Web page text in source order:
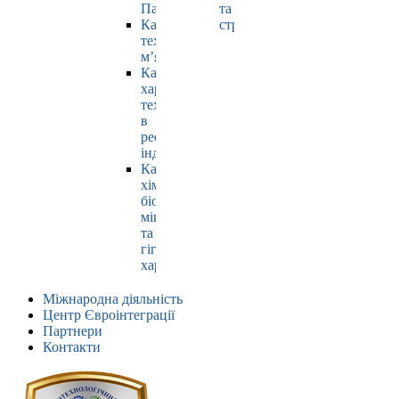
Павлюк
Кафедра
технології
м’яса
Кафедра
харчових
технологій
в
ресторанній
індустрії
Кафедра
хімії,
біохімії,
мікробіології
та
гігієни
харчування
та
страхування
Міжнародна діяльність
Центр Євроінтеграції
Партнери
Контакти